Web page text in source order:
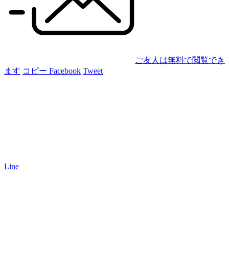
ご友人は無料で閲覧でき
ます コピー Facebook Tweet
Line